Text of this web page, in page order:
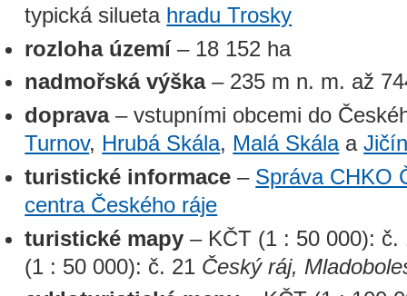
typická silueta hradu Trosky
rozloha území– 18 152 ha
nadmořská výška– 235 m n. m. až
doprava– vstupními obcemi do
Turnov, Hrubá Skála, Malá Skálaa
turistické informace – Správa CHKO
centra Českého ráje
turistické mapy – KČT (1 : 50 000):
(1 : 50 000): č. 21 Český ráj,